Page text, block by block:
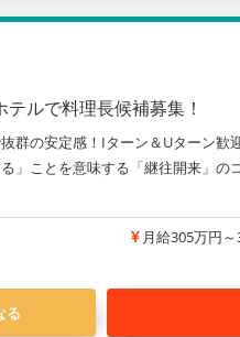
ルで料理長候補募集！
群の安定感！Iターン＆Uターン
」ことを意味する「継往開来」
月給305万円～